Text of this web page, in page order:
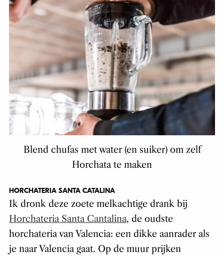
Blend chufas met water (en suiker) om zelf
Horchata te maken
HORCHATERIA SANTA CATALINA
Ik dronk deze zoete melkachtige drank bij
Horchateria Santa Cantalina, de oudste
horchateria van Valencia: een dikke aanrader als
je naar Valencia gaat. Op de muur prijken